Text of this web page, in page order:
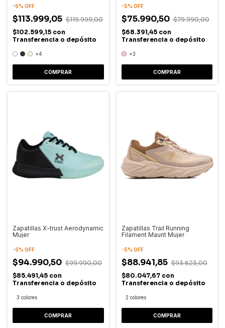
-5% OFF
$113.999,05 $119.999,00
$102.599,15 con
Transferencia o depósito
+4
COMPRAR
-5% OFF
$75.990,50 $79.990,00
$68.391,45 con
Transferencia o depósito
+3
COMPRAR
Zapatillas X-trust Aerodynamic
Mujer
-5% OFF
$94.990,50 $99.990,00
$85.491,45 con
Transferencia o depósito
3 colores
COMPRAR
Zapatillas Trail Running
Filament Maunt Mujer
-5% OFF
$88.941,85 $93.623,00
$80.047,67 con
Transferencia o depósito
2 colores
COMPRAR